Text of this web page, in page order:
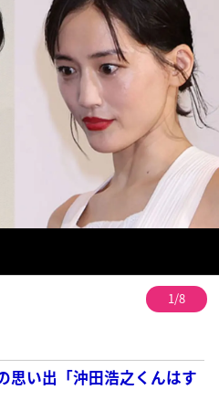
1/8
思い出「沖田浩之くんはす